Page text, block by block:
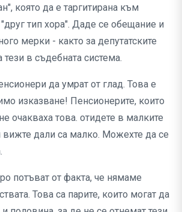
която да е таргитирана към
тип хора". Даде се обещание и
мерки - както за депутатските
тези в съдебната система.
да умрат от глад. Това е
изказване! Пенсионерите, които
очакваха това. отидете в малките
вижте дали са малко. Можехте да се
потъват от факта, че нямаме
Това са парите, които могат да